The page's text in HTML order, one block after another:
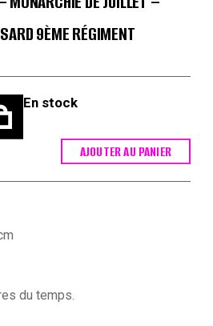
9ÈME RÉGIMENT
En stock
AJOUTER AU PANIER
du temps.